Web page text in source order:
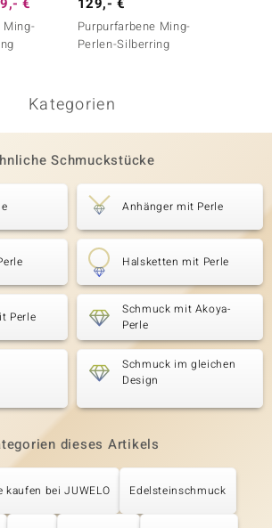
Ming-
Purpurfarbene Ming-
Perlen-Silberring
Kategorien
Schmuckstücke
Anhänger mit Perle
Halsketten mit Perle
Perle
Schmuck mit Akoya-
Perle
Schmuck im gleichen
Design
dieses Artikels
bei JUWELO Edelsteinschmuck